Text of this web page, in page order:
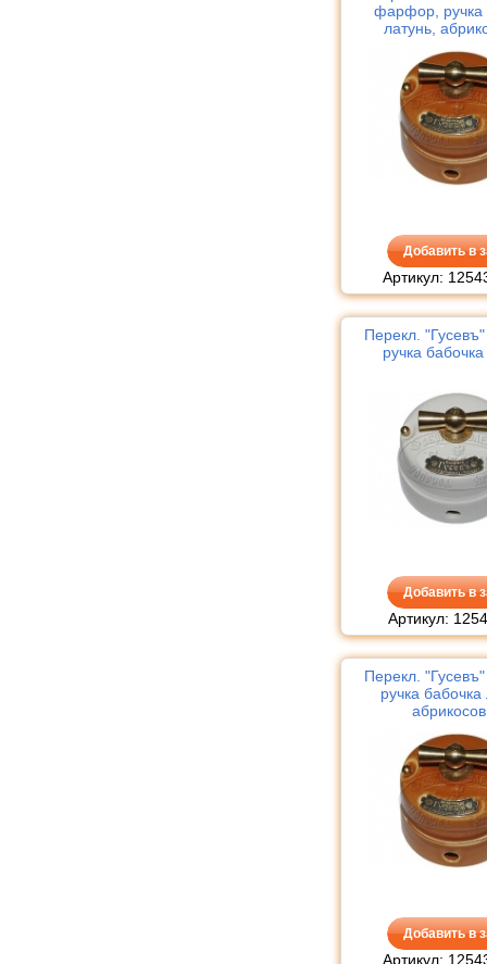
фарфор, ручка
латунь,
Добавить в
Артикул:
Перекл.
ручка
Добавить в
Артикул:
Перекл.
ручка бабочка
Добавить в
Артикул: